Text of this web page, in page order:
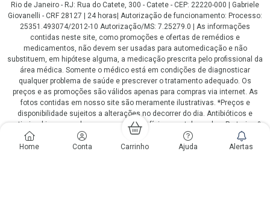
Home Conta Carrinho Ajuda Alertas
Rio de Janeiro - RJ: Rua do Catete, 300 - Catete - CEP: 22220-000 | Gabriele
Giovanelli - CRF 28127 | 24 horas| Autorização de funcionamento: Processo:
25351.493074/2012-10 Autorização/MS: 7.25279.0 | As informações
contidas neste site, como promoções e ofertas de remédios e
medicamentos, não devem ser usadas para automedicação e não
substituem, em hipótese alguma, a medicação prescrita pelo profissional da
área médica. Somente o médico está em condições de diagnosticar
qualquer problema de saúde e prescrever o tratamento adequado. Os
preços e as promoções são válidos apenas para compras via internet. As
fotos contidas em nosso site são meramente ilustrativas. *Preços e
disponibilidade sujeitos a alterações no decorrer do dia. Antibióticos e
antimicrobianos vendas apenas em lojas físicas ou televendas. Portaria nº
344 - 01/02/1999 - Ministério da Saúde. Horário de funcionamento Central
de Vendas e Atendimento ao Cliente 4020 4404 ou 0800 282 10 10 de